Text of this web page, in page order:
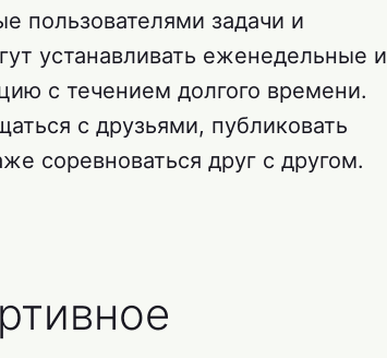
пользователями задачи и
устанавливать еженедельные и
с течением долгого времени.
с друзьями, публиковать
соревноваться друг с другом.